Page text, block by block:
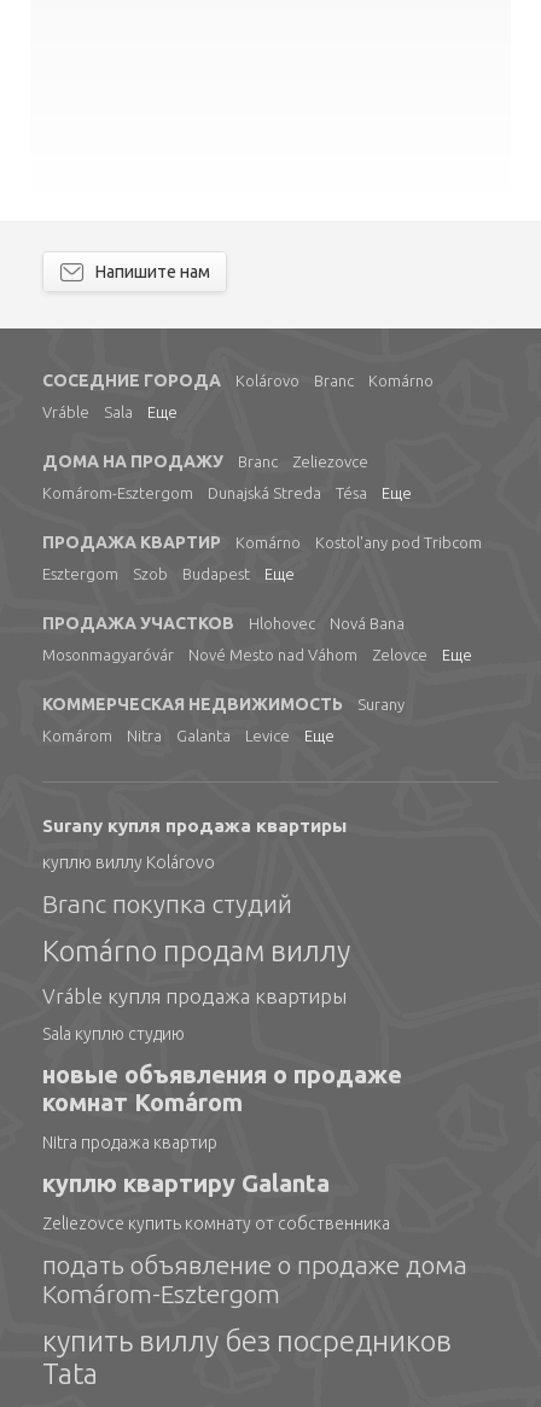
Напишите нам
СОСЕДНИЕ ГОРОДА Kolárovo Branc
Komárno
Vráble
Sala Еще
ДОМА НА ПРОДАЖУ Branc
Zeliezovce
Komárom-Esztergom
Dunajská Streda Tésa Еще
ПРОДАЖА КВАРТИР Komárno
Kostol'any pod Tribcom
Esztergom
Szob Budapest Еще
ПРОДАЖА УЧАСТКОВ Hlohovec
Nová Bana
Mosonmagyaróvár
Nové Mesto nad Váhom Zelovce Еще
КОММЕРЧЕСКАЯ НЕДВИЖИМОСТЬ
Surany
Komárom
Nitra Galanta Levice Еще
Surany купля продажа квартиры
куплю виллу Kolárovo
Branc покупка студий
Komárno продам виллу
Vráble купля продажа квартиры
Sala куплю студию
новые объявления о продаже
комнат Komárom
Nitra продажа квартир
куплю квартиру Galanta
Zeliezovce купить комнату от собственника
подать объявление о продаже дома
Komárom-Esztergom
купить виллу без посредников
Tata